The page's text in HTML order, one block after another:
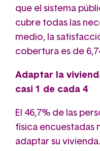
que el sistema
cubre todas las
medio, la
cobertura es de
Adaptar la
casi 1 de cada 4
El 46,7% de las
física encuestadas
adaptar su